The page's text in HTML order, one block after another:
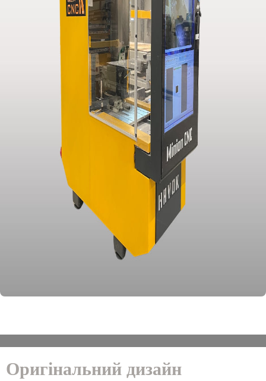
Оригінальний дизайн